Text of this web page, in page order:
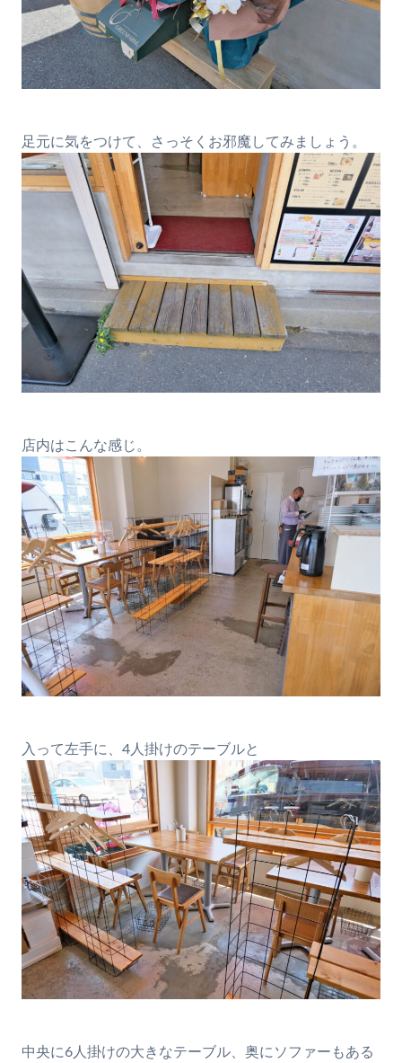
足元に気をつけて、さっそくお邪魔してみましょう。
店内はこんな感じ。
入って左手に、4人掛けのテーブルと
中央に6人掛けの大きなテーブル、奥にソファーもある